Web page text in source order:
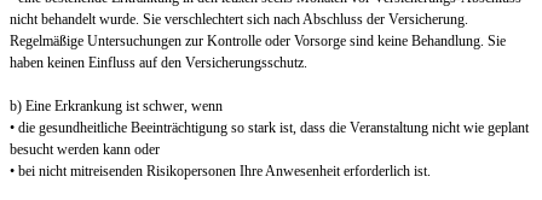
nicht behandelt wurde. Sie verschlechtert sich nach Abschluss der Versicherung.
Regelmäßige Untersuchungen zur Kontrolle oder Vorsorge sind keine Behandlung. Sie
haben keinen Einfluss auf den Versicherungsschutz.
b) Eine Erkrankung ist schwer, wenn
• die gesundheitliche Beeinträchtigung so stark ist, dass die Veranstaltung nicht wie geplant
besucht werden kann oder
• bei nicht mitreisenden Risikopersonen Ihre Anwesenheit erforderlich ist.